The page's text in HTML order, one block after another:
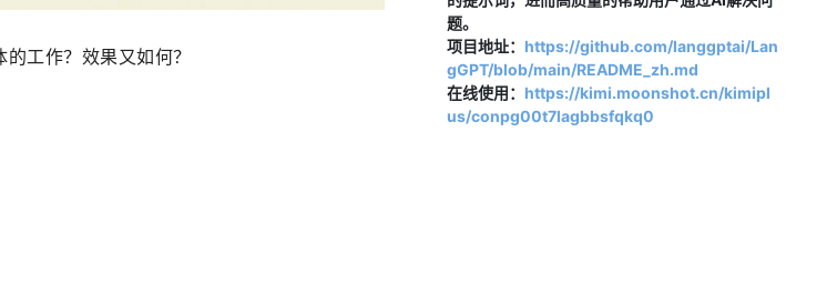
工作？效果又如何？
题。
项目地址： https://github.com/langgptai/Lan
gGPT/blob/main/README_zh.md
在线使用： https://kimi.moonshot.cn/kimipl
us/conpg00t7lagbbsfqkq0